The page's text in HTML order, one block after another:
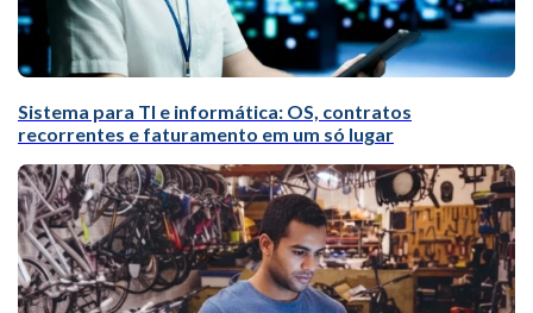
Sistema para TI e informática: OS, contratos
recorrentes e faturamento em um só lugar